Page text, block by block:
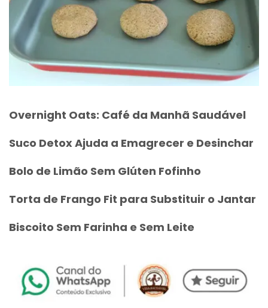
Overnight Oats: Café da Manhã Saudável
Suco Detox Ajuda a Emagrecer e Desinchar
Bolo de Limão Sem Glúten Fofinho
Torta de Frango Fit para Substituir o Jantar
Biscoito Sem Farinha e Sem Leite